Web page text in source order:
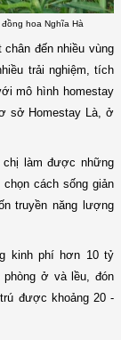
hoa Nghĩa Hà
đến nhiều vùng
trải nghiệm, tích
mô hình homestay
sở Homestay Là, ở
chị làm được những
cách sống giản
truyền năng lượng
kinh phí hơn 10 tỷ
phòng ở và lều, đón
được khoảng 20 -